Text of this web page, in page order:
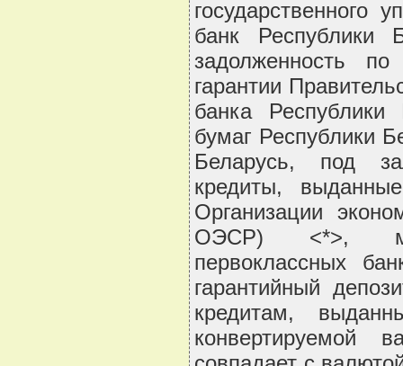
государственного
банк Республики
задолженность
гарантии
банка Республики
бумаг Республики
Беларусь, под
кредиты,
Организации
ОЭСР) <*>,
первоклассных
гарантийный
кредитам,
конвертируемой